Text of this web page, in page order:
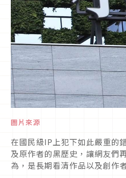
圖片來源
在國民級IP上犯下如此嚴重的
及原作者的黑歷史，讓網友們
為，是長期看清作品以及創作